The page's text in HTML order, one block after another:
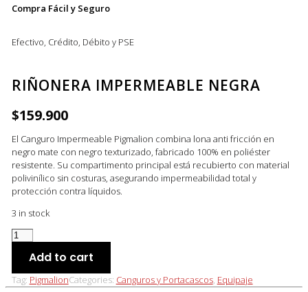
Compra Fácil y Seguro
Efectivo, Crédito, Débito y PSE
RIÑONERA IMPERMEABLE NEGRA
$159.900
El Canguro Impermeable Pigmalion combina lona anti fricción en
negro mate con negro texturizado, fabricado 100% en poliéster
resistente. Su compartimento principal está recubierto con material
polivinílico sin costuras, asegurando impermeabilidad total y
protección contra líquidos.
3 in stock
RIÑONERA
NEGRA
quantity
Add to cart
Tag: PigmalionCategories: Canguros y Portacascos, Equipaje